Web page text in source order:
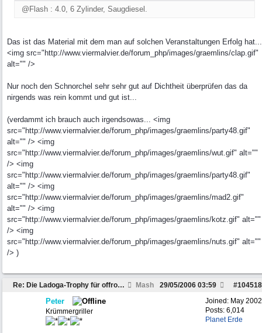
@Flash : 4.0, 6 Zylinder, Saugdiesel.
Das ist das Material mit dem man auf solchen Veranstaltungen Erfolg hat...
<img src="http://www.viermalvier.de/forum_php/images/graemlins/clap.gif"
alt="" />
Nur noch den Schnorchel sehr sehr gut auf Dichtheit überprüfen das da
nirgends was rein kommt und gut ist...
(verdammt ich brauch auch irgendsowas... <img
src="http://www.viermalvier.de/forum_php/images/graemlins/party48.gif"
alt="" /> <img
src="http://www.viermalvier.de/forum_php/images/graemlins/wut.gif" alt=""
/> <img
src="http://www.viermalvier.de/forum_php/images/graemlins/party48.gif"
alt="" /> <img
src="http://www.viermalvier.de/forum_php/images/graemlins/mad2.gif"
alt="" /> <img
src="http://www.viermalvier.de/forum_php/images/graemlins/kotz.gif" alt=""
/> <img
src="http://www.viermalvier.de/forum_php/images/graemlins/nuts.gif" alt=""
/> )
Re: Die Ladoga-Trophy für offroadferrückte?? Mash #104518
29/05/2006 03:59
Joined: May 2002
Posts: 6,014
Planet Erde
Peter
Krümmergriller